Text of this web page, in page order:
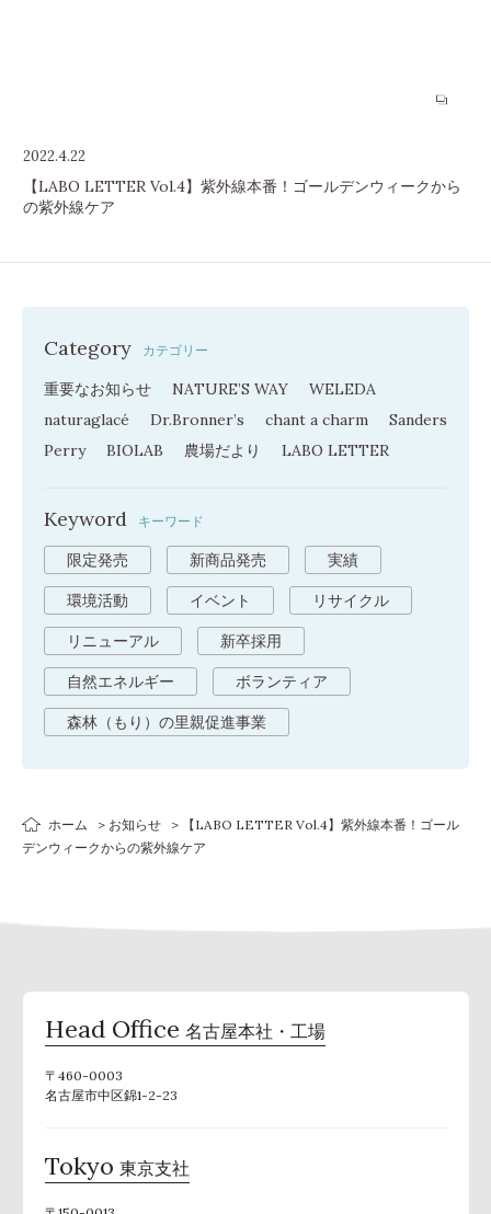
2022.4.22
【LABO LETTER Vol.4】紫外線本番！ゴールデンウィークから
の紫外線ケア
Category カテゴリー
重要なお知らせ NATURE’S WAY
WELEDA
naturaglacé
Dr.Bronner’s chant a charm
Sanders
Perry
BIOLAB 農場だより LABO LETTER
Keyword キーワード
限定発売 新商品発売 実績
環境活動 イベント リサイクル
リニューアル 新卒採用
自然エネルギー ボランティア
森林（もり）の里親促進事業
ホーム お知らせ
【LABO LETTER Vol.4】紫外線本番！ゴール
デンウィークからの紫外線ケア
Head Office 名古屋本社・工場
〒460-0003
名古屋市中区錦1-2-23
Tokyo 東京支社